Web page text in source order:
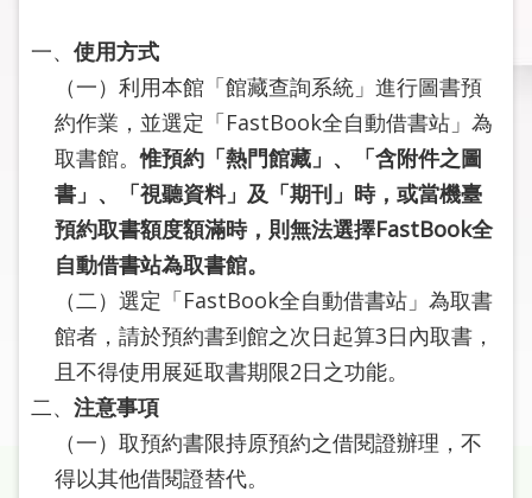
導
關
於
市
線
申
請
常
問
一、 使用方式
（一）利用本館「館藏查詢系統」進行圖書預
約作業，並選定「FastBook全自動借書站」為
取書館。惟預約「熱門館藏」、「含附件之圖
書」、「視聽資料」及「期刊」時，或當機臺
預約取書額度額滿時，則無法選擇FastBook全
自動借書站為取書館。
（二）選定「FastBook全自動借書站」為取書
館者，請於預約書到館之次日起算3日內取書，
且不得使用展延取書期限2日之功能。
二、 注意事項
（一）取預約書限持原預約之借閱證辦理，不
得以其他借閱證替代。